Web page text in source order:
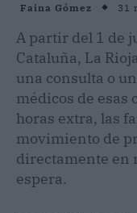
Faina Gómez 31
A partir del 1 de
Cataluña, La
una consulta o
médicos de esas
horas extra, las
movimiento de
directamente en
espera.